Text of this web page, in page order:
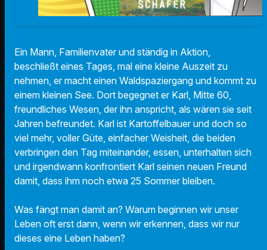
Ein Mann, Familienvater und ständig in Aktion,
beschließt eines Tages, mal eine kleine Auszeit zu
nehmen, er macht einen Waldspaziergang und kommt zu
einem kleinen See. Dort begegnet er Karl, Mitte 60,
freundliches Wesen, der ihn anspricht, als wären sie seit
Jahren befreundet. Karl ist Kartoffelbauer und doch so
viel mehr, voller Güte, einfacher Weisheit, die beiden
verbringen den Tag miteinander, essen, unterhalten sich
und irgendwann konfrontiert Karl seinen neuen Freund
damit, dass ihm noch etwa 25 Sommer bleiben.
Was fängt man damit an? Warum beginnen wir unser
Leben oft erst dann, wenn wir erkennen, dass wir nur
dieses eine Leben haben?